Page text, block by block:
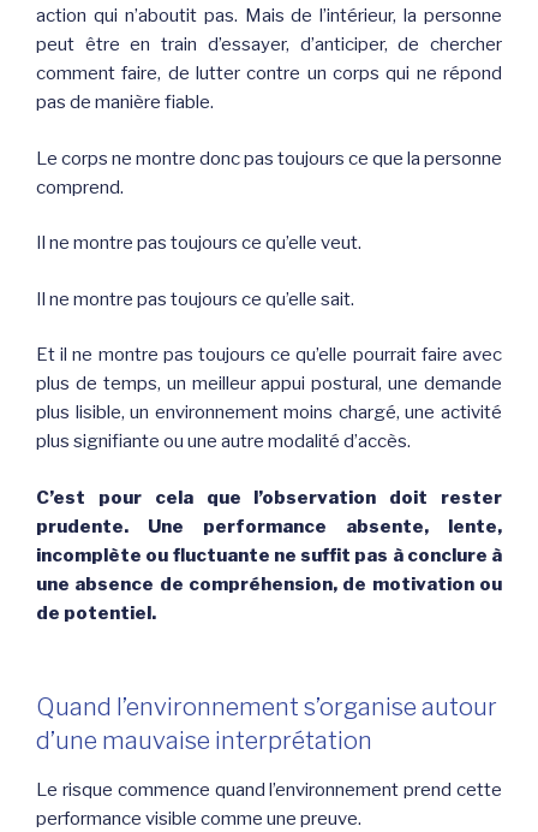
action qui n’aboutit pas. Mais de l’intérieur, la personne
peut être en train d’essayer, d’anticiper, de chercher
comment faire, de lutter contre un corps qui ne répond
pas de manière fiable.
Le corps ne montre donc pas toujours ce que la personne
comprend.
Il ne montre pas toujours ce qu’elle veut.
Il ne montre pas toujours ce qu’elle sait.
Et il ne montre pas toujours ce qu’elle pourrait faire avec
plus de temps, un meilleur appui postural, une demande
plus lisible, un environnement moins chargé, une activité
plus signifiante ou une autre modalité d’accès.
C’est pour cela que l’observation doit rester
prudente. Une performance absente, lente,
incomplète ou fluctuante ne suffit pas à conclure à
une absence de compréhension, de motivation ou
de potentiel.
Quand l’environnement s’organise autour
d’une mauvaise interprétation
Le risque commence quand l’environnement prend cette
performance visible comme une preuve.